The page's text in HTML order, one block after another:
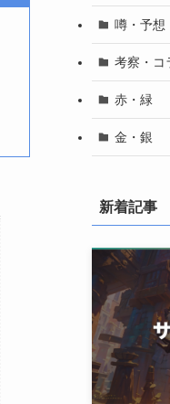
噂・予想
考察・コ
赤・緑
金・銀
新着記事